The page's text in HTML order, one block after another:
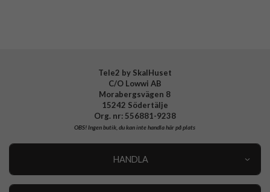
Tele2 by SkalHuset
C/O Lowwi AB
Morabergsvägen 8
15242 Södertälje
Org. nr: 556881-9238
OBS!Ingen butik, du kan inte handla här på plats
HANDLA